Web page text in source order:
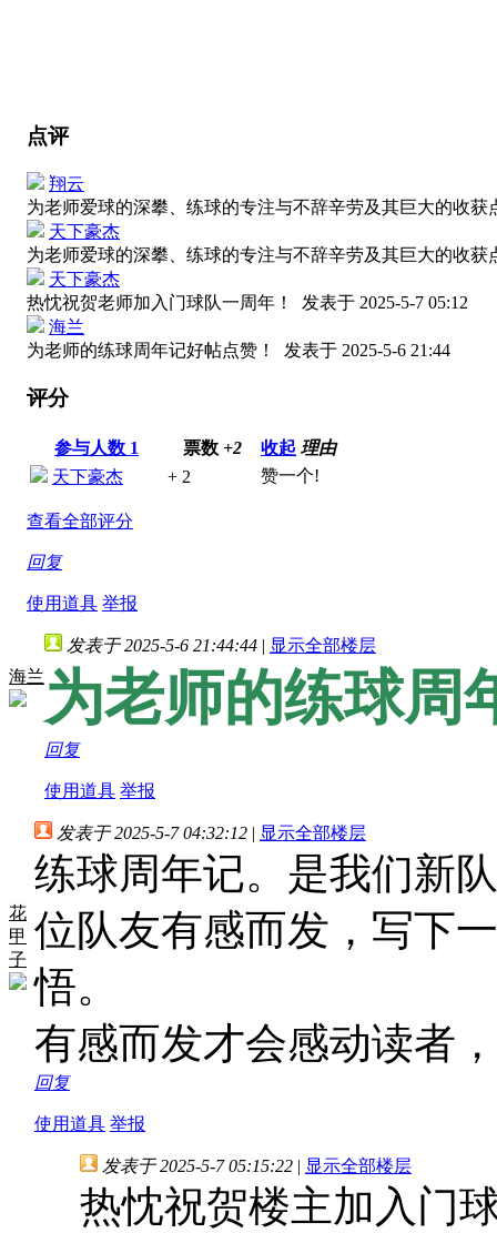
点评
翔云
为老师爱球的深攀、练球的专注与不辞辛劳及其巨大的收
天下豪杰
为老师爱球的深攀、练球的专注与不辞辛劳及其巨大的收
天下豪杰
热忱祝贺老师加入门球队一周年！ 发表于 2025-5-7 05:12
海兰
为老师的练球周年记好帖点赞！ 发表于 2025-5-6 21:44
评分
参与人数 1 票数 +2 收起 理由
天下豪杰
+ 2 赞一个!
查看全部评分
回复
使用道具 举报
海兰
发表于 2025-5-6 21:44:44 | 显示全部楼层
为老师的练球周
回复
使用道具 举报
花
甲
子
发表于 2025-5-7 04:32:12 | 显示全部楼层
练球周年记。是我们新
位队友有感而发，写下
悟。
有感而发才会感动读者
回复
使用道具 举报
发表于 2025-5-7 05:15:22 | 显示全部楼层
热忱祝贺楼主加入门